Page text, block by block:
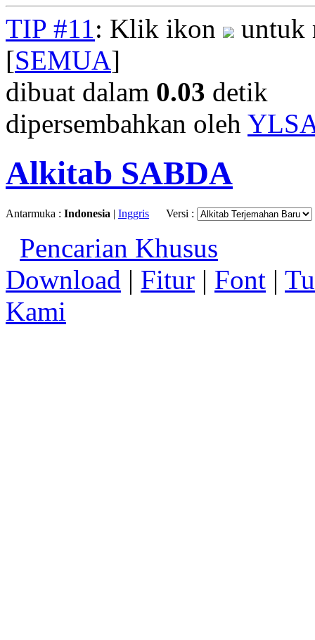
TIP #11: Klik ikon
untuk
[SEMUA]
dibuat dalam 0.03 detik
dipersembahkan oleh
Alkitab SABDA
Antarmuka : Indonesia | Inggris Versi :
Pencarian Khusus
Download | Fitur | Font |
Kami